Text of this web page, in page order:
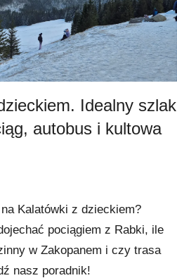
Idealny szlak
autobus i kultowa
Kalatówki z dzieckiem?
pociągiem z Rabki, ile
w Zakopanem i czy trasa
nasz poradnik!